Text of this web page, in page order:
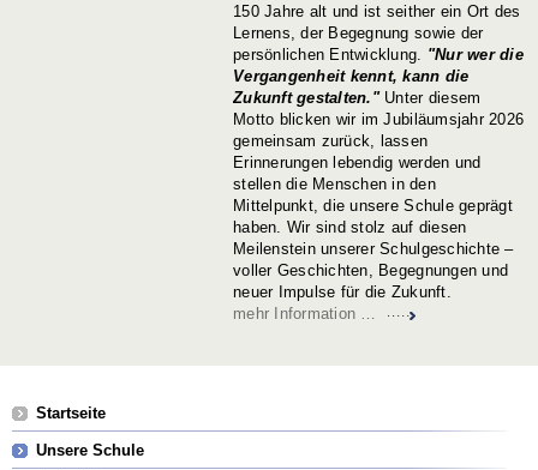
150 Jahre alt und ist seither ein Ort des
Lernens, der Begegnung sowie der
persönlichen Entwicklung.
"Nur wer die
Vergangenheit kennt, kann die
Zukunft gestalten." Unter diesem
Motto blicken wir im Jubiläumsjahr 2026
gemeinsam zurück, lassen
Erinnerungen lebendig werden und
stellen die Menschen in den
Mittelpunkt, die unsere Schule geprägt
haben. Wir sind stolz auf diesen
Meilenstein unserer Schulgeschichte –
voller Geschichten, Begegnungen und
neuer Impulse für die Zukunft.
mehr Information …
Navigation
überspringen
Startseite
Unsere Schule